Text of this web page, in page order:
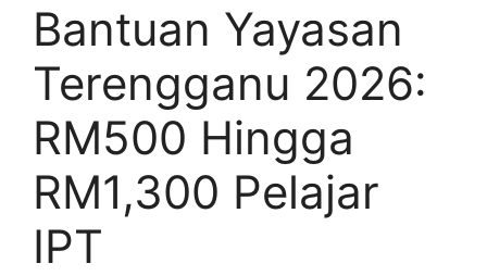
Bantuan Yayasan
Terengganu 2026:
RM500 Hingga
RM1,300 Pelajar
IPT